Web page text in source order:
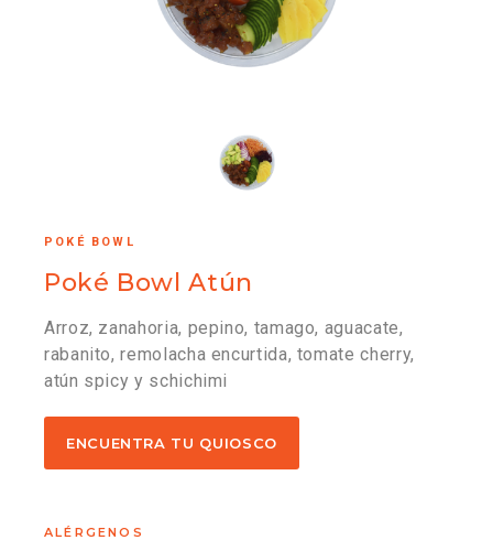
POKÉ BOWL
Poké Bowl Atún
Arroz, zanahoria, pepino, tamago, aguacate,
rabanito, remolacha encurtida, tomate cherry,
atún spicy y schichimi
ENCUENTRA TU QUIOSCO
ALÉRGENOS